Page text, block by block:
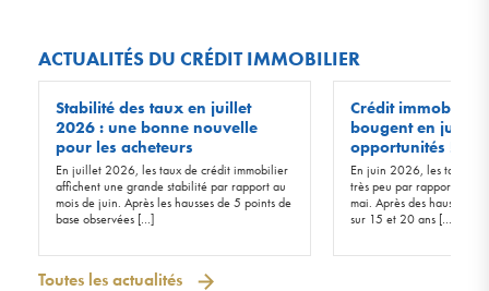
ACTUALITÉS DU CRÉDIT IMMOBILIER
Stabilité des taux en juillet
2026 : une bonne nouvelle
pour les acheteurs
En juillet 2026, les taux de crédit immobilier
affichent une grande stabilité par rapport au
mois de juin. Après les hausses de 5 points de
base observées […]
Crédit immobilier
bougent en juin
opportunités !
En juin 2026, les taux
très peu par rapport à
mai. Après des hausses
sur 15 et 20 ans […]
Toutes les actualités